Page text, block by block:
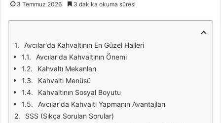
3 Temmuz 2026 3 dakika okuma süresi
Avcılar'da Kahvaltının En Güzel Halleri
Avcılar'da Kahvaltının Önemi
Kahvaltı Mekanları
Kahvaltı Menüsü
Kahvaltının Sosyal Boyutu
Avcılar'da Kahvaltı Yapmanın Avantajları
SSS (Sıkça Sorulan Sorular)